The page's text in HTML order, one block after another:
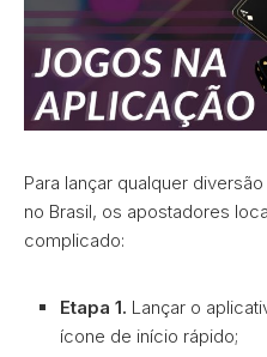
Para lançar qualquer
no Brasil, os apostadores
complicado:
Etapa 1. Lançar o
ícone de início rápido;